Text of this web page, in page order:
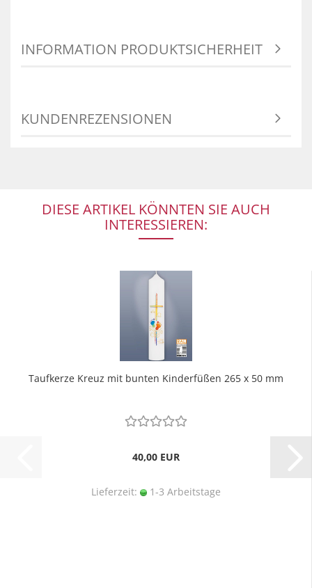
INFORMATION PRODUKTSICHERHEIT
KUNDENREZENSIONEN
DIESE ARTIKEL KÖNNTEN SIE AUCH
INTERESSIEREN:
Taufkerze Kreuz mit bunten Kinderfüßen 265 x 50 mm
40,00 EUR
Lieferzeit: 1-3 Arbeitstage